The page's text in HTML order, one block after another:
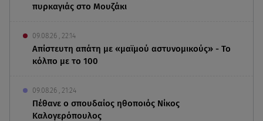
πυρκαγιάς στο Μουζάκι
09.08.26 , 22:14
Απίστευτη απάτη με «μαϊμού αστυνομικούς» - Το
κόλπο με το 100
09.08.26 , 21:24
Πέθανε ο σπουδαίος ηθοποιός Νίκος
Καλογερόπουλος